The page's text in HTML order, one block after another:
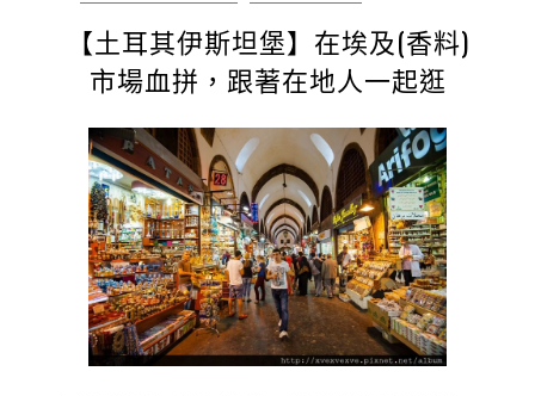
【土耳其伊斯坦堡】在埃及(香料)
市場血拼，跟著在地人一起逛